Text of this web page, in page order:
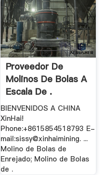
Proveedor De
Molinos De Bolas A
Escala De .
BIENVENIDOS A CHINA
XinHai!
Phone:+8615854518793 E-
mail:sissy@xinhaimining. ...
Molino de Bolas de
Enrejado; Molino de Bolas
de .